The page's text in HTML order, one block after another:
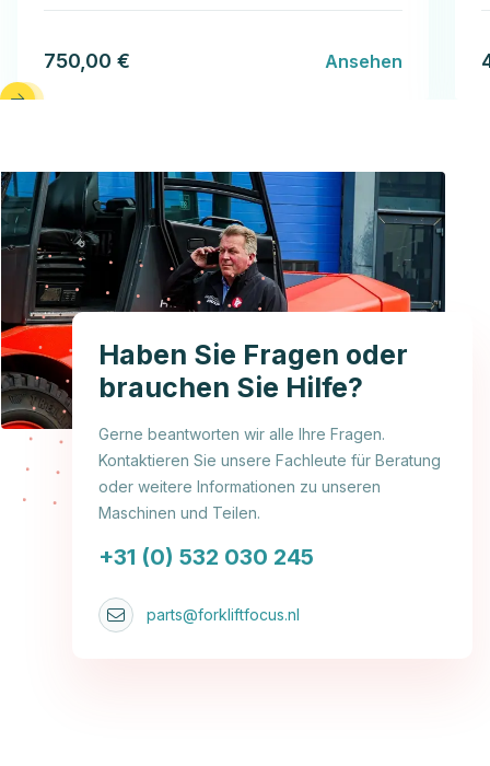
750,00 € Ansehen
Haben Sie Fragen oder
brauchen Sie Hilfe?
Gerne beantworten wir alle Ihre Fragen.
Kontaktieren Sie unsere Fachleute für Beratung
oder weitere Informationen zu unseren
Maschinen und Teilen.
+31 (0) 532 030 245
parts@forkliftfocus.nl